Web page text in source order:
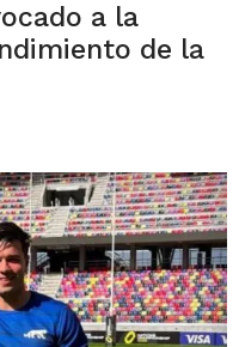
a la
de la